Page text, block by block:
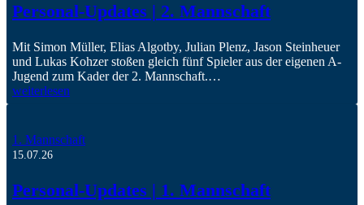
Personal-Updates | 2. Mannschaft
Mit Simon Müller, Elias Algotby, Julian Plenz, Jason Steinheuer
und Lukas Kohzer stoßen gleich fünf Spieler aus der eigenen A-
Jugend zum Kader der 2. Mannschaft.…
weiterlesen
1. Mannschaft
15.07.26
Personal-Updates | 1. Mannschaft